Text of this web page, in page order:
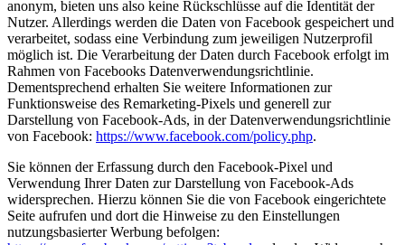
anonym, bieten uns also keine Rückschlüsse auf die Identität der
Nutzer. Allerdings werden die Daten von Facebook gespeichert und
verarbeitet, sodass eine Verbindung zum jeweiligen Nutzerprofil
möglich ist. Die Verarbeitung der Daten durch Facebook erfolgt im
Rahmen von Facebooks Datenverwendungsrichtlinie.
Dementsprechend erhalten Sie weitere Informationen zur
Funktionsweise des Remarketing-Pixels und generell zur
Darstellung von Facebook-Ads, in der Datenverwendungsrichtlinie
von Facebook: https://www.facebook.com/policy.php.
Sie können der Erfassung durch den Facebook-Pixel und
Verwendung Ihrer Daten zur Darstellung von Facebook-Ads
widersprechen. Hierzu können Sie die von Facebook eingerichtete
Seite aufrufen und dort die Hinweise zu den Einstellungen
nutzungsbasierter Werbung befolgen: